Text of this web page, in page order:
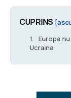
CUPRINS
Europa
Ucraina